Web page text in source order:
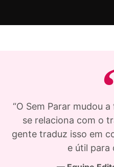
“O Sem Parar mudou
se relaciona com o
gente traduz isso em
e útil para